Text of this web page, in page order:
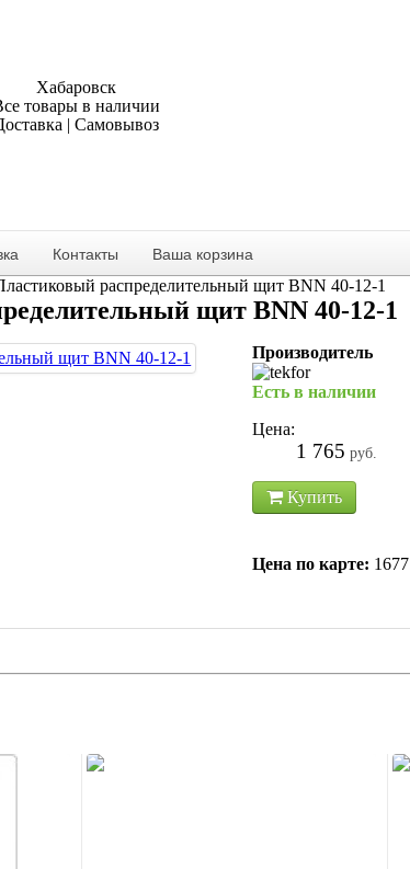
Хабаровск
товары в наличии
| Самовывоз
Контакты Ваша корзина
распределительный щит BNN 40-12-1
щит BNN 40-12-1
Производитель
Есть в наличии
Цена:
1 765 руб.
Купить
Цена по карте: 1677